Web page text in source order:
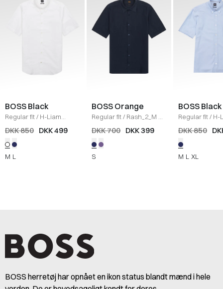
BOSS Black
Regular fit/ H-Liam
Skjorte/ HVID
DKK 850 DKK 499
M L
BOSS Orange
Regular fit/ Rash_2_M K/
Æ Skjorte
NAVY
DKK 700 DKK 399
S
BOSS Black
Regular fit/ H-
Skjorte/ LYS
DKK 850
M L XL
BOSS herretøj har opnået en ikon status blandt mænd i hele